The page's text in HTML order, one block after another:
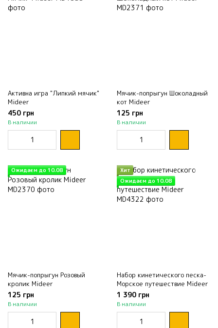
Активна игра "Липкий мячик"
Mideer
450 грн
В наличии
Мячик-попрыгун Шоколадный
кот Mideer
125 грн
В наличии
Ожидаєм до 10.08
Мячик-попрыгун Розовый
кролик Mideer
125 грн
В наличии
Хит
Ожидаєм до 10.08
Набор кинетического песка-
Морское путешествие Mideer
1 390 грн
В наличии